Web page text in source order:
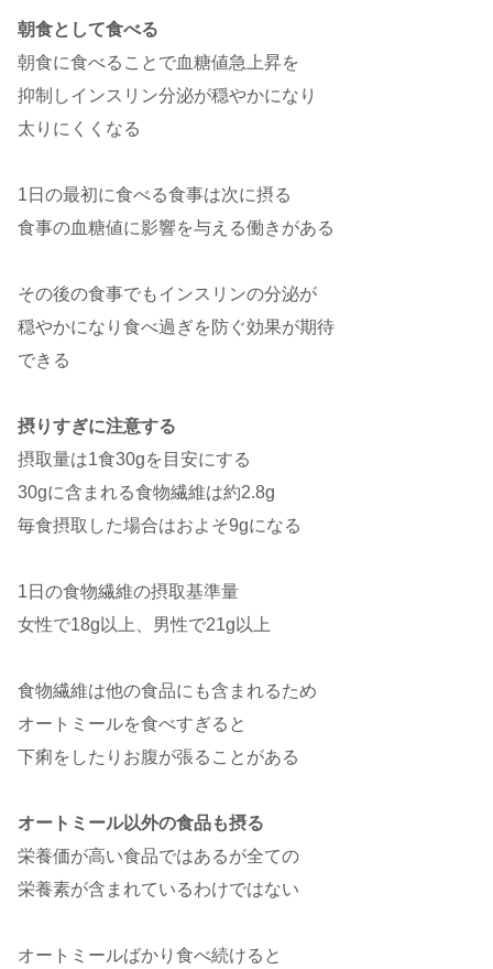
朝食として食べる
朝食に食べることで血糖値急上昇を
抑制しインスリン分泌が穏やかになり
太りにくくなる
1日の最初に食べる食事は次に摂る
食事の血糖値に影響を与える働きがある
その後の食事でもインスリンの分泌が
穏やかになり食べ過ぎを防ぐ効果が期待
できる
摂りすぎに注意する
摂取量は1食30gを目安にする
30gに含まれる食物繊維は約2.8g
毎食摂取した場合はおよそ9gになる
1日の食物繊維の摂取基準量
女性で18g以上、男性で21g以上
食物繊維は他の食品にも含まれるため
オートミールを食べすぎると
下痢をしたりお腹が張ることがある
オートミール以外の食品も摂る
栄養価が高い食品ではあるが全ての
栄養素が含まれているわけではない
オートミールばかり食べ続けると